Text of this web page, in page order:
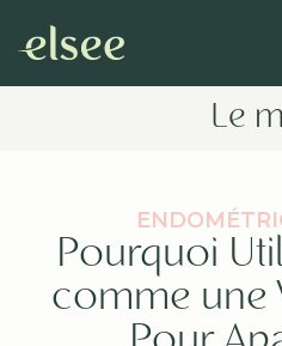
Le
Pourquoi
comme une